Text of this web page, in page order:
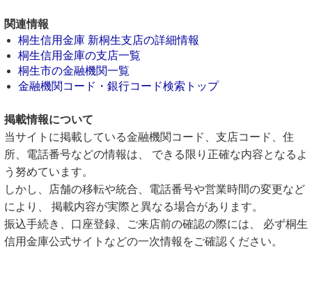
関連情報
桐生信用金庫 新桐生支店の詳細情報
桐生信用金庫の支店一覧
桐生市の金融機関一覧
金融機関コード・銀行コード検索トップ
掲載情報について
当サイトに掲載している金融機関コード、支店コード、住
所、電話番号などの情報は、 できる限り正確な内容となるよ
う努めています。
しかし、店舗の移転や統合、電話番号や営業時間の変更など
により、 掲載内容が実際と異なる場合があります。
振込手続き、口座登録、ご来店前の確認の際には、 必ず桐生
信用金庫公式サイトなどの一次情報をご確認ください。